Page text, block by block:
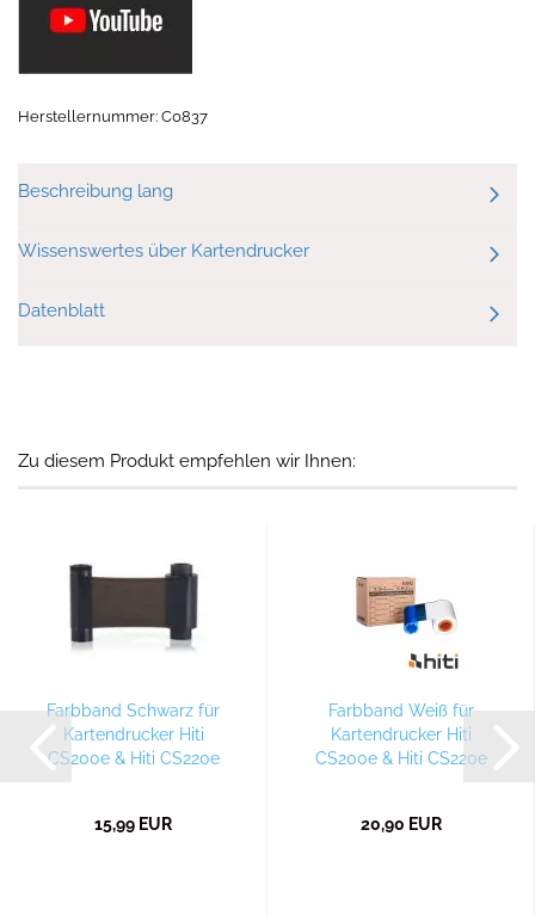
Herstellernummer: C0837
Beschreibung lang
Wissenswertes über Kartendrucker
Datenblatt
Zu diesem Produkt empfehlen wir Ihnen:
Farbband Schwarz für
Kartendrucker Hiti
CS200e & Hiti CS220e
15,99 EUR
Farbband Weiß für
Kartendrucker Hiti
CS200e & Hiti CS220e
20,90 EUR